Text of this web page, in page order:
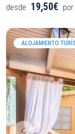
desde 19,50€
ALOJAMIENTO